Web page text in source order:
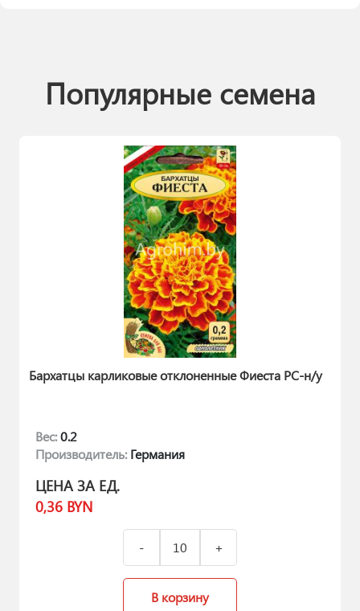
Популярные семена
Бархатцы карликовые отклоненные Фиеста РС-н/у
Вес:0.2
Производитель:Германия
ЦЕНА ЗА ЕД.
0,36 BYN
В корзину